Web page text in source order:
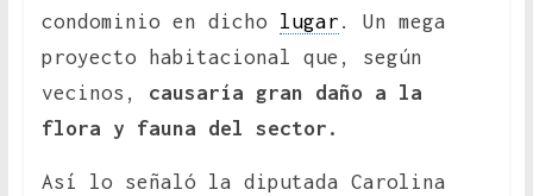
condominio en dicho lugar . Un mega
proyecto habitacional que, según
vecinos,
causaría gran daño a la
flora y fauna del sector.
Así lo señaló la diputada Carolina